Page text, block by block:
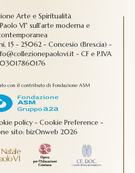
Arte e Spiritualità
VI" sull'arte moderna e
15 - 25062 - Concesio (Brescia) -
- CF e P.IVA
03017860176
con il contributo di Fondazione ASM
policy -Cookie Preference -
sito:bizOnweb 2026